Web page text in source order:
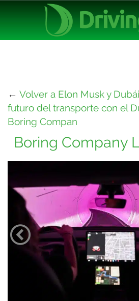
← Volver a Elon Musk y
futuro del transporte con el
Boring Compan
Boring Company